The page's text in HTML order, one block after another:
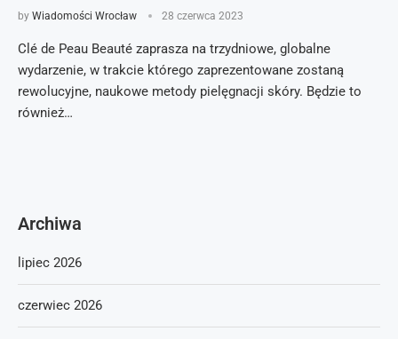
by Wiadomości Wrocław 28 czerwca 2023
Clé de Peau Beauté zaprasza na trzydniowe, globalne
wydarzenie, w trakcie którego zaprezentowane zostaną
rewolucyjne, naukowe metody pielęgnacji skóry. Będzie to
również…
Archiwa
lipiec 2026
czerwiec 2026